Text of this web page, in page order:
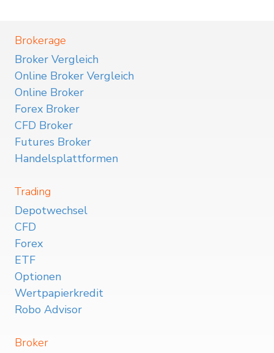
Brokerage
Broker Vergleich
Online Broker Vergleich
Online Broker
Forex Broker
CFD Broker
Futures Broker
Handelsplattformen
Trading
Depotwechsel
CFD
Forex
ETF
Optionen
Wertpapierkredit
Robo Advisor
Broker